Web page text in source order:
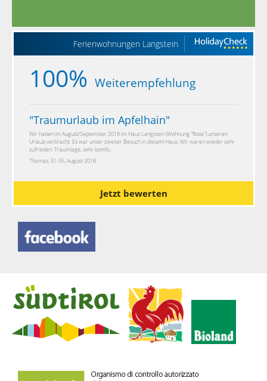
Ferienwohnungen Langstein
100% Weiterempfehlung
"Traumurlaub im Apfelhain"
Wir haben im August/September 2018 im Haus Langstein (Wohnung "Rose") unseren
Urlaub verbracht. Es war unser zweiter Besuch in diesem Haus. Wir waren wieder sehr
zufrieden. Traumlage, sehr komfo...
Thomas, 51-55, August 2018
Jetzt bewerten